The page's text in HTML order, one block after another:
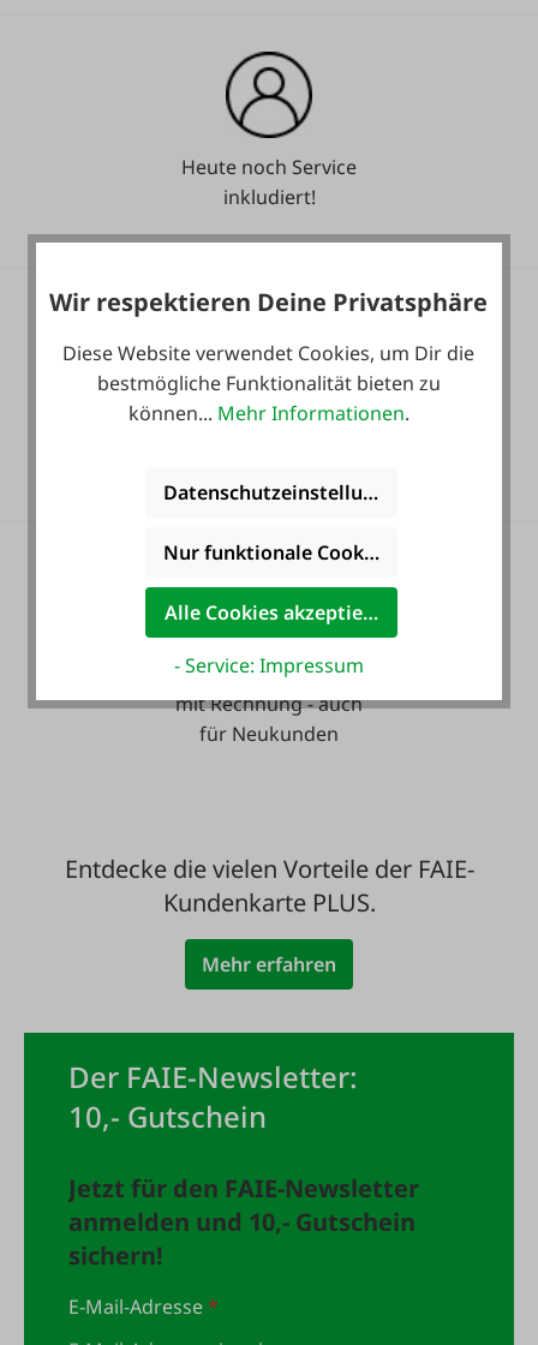
Heute noch Service
inkludiert!
36 Monate
Zahlung auf Wunsch
mit Rechnung - auch
für Neukunden
Entdecke die vielen Vorteile der FAIE-
Kundenkarte PLUS.
Mehr erfahren
Der FAIE-Newsletter:
10,- Gutschein
Jetzt für den FAIE-Newsletter
anmelden und 10,- Gutschein
sichern!
E-Mail-Adresse*
Wir respektieren Deine Privatsphäre
Diese Website verwendet Cookies, um Dir die
bestmögliche Funktionalität bieten zu
können... Mehr Informationen.
Datenschutzeinstellungen
Nur funktionale Cookies akzeptieren
Alle Cookies akzeptieren
- Service: Impressum